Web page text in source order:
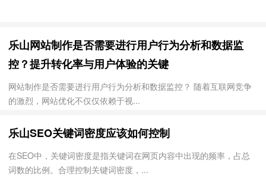
乐山网站制作是否需要进行用户行为分析和数据监
控？提升转化率与用户体验的关键
网站制作是否需要进行用户行为分析和数据监控？ 随着互联网竞争
的激烈，网站优化不仅仅依赖于视...
乐山SEO关键词密度应该如何控制
在SEO中，关键词密度是指关键词在网页内容中出现的频率，占总
词数的比例。合理控制关键词密度，...